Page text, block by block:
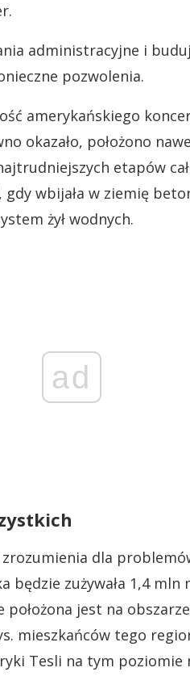
administracyjne i
pozwolenia.
amerykańskiego
okazało, położono
etapów
gdy wbijała w ziemię
żył wodnych.
ad
dla
będzie zużywała 1,4 mln
jest na
mieszkańców tego
Tesli na tym poziomie